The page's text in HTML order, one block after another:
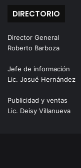
DIRECTORIO
Director General
Roberto Barboza
Jefe de información
Lic. Josué Hernández
Publicidad y ventas
Lic. Deisy Villanueva